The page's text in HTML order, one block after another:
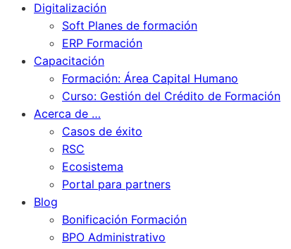
Digitalización
Soft Planes de formación
ERP Formación
Capacitación
Formación: Área Capital Humano
Curso: Gestión del Crédito de Formación
Acerca de …
Casos de éxito
RSC
Ecosistema
Portal para partners
Blog
Bonificación Formación
BPO Administrativo